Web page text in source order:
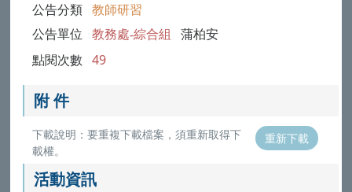
公告分類 教師研習
公告單位 教務處-綜合組 蒲柏安
點閱次數 49
附 件
下載說明：要重複下載檔案，須重新取得下
載權。
重新下載
活動資訊